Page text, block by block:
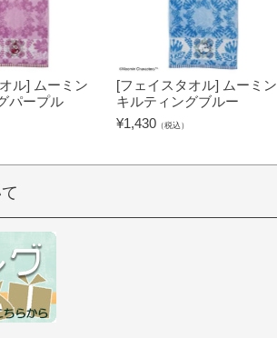
ル] ムーミン
パープル
[フェイスタオル] ムーミン
キルティングブルー
¥1,430 （税込）